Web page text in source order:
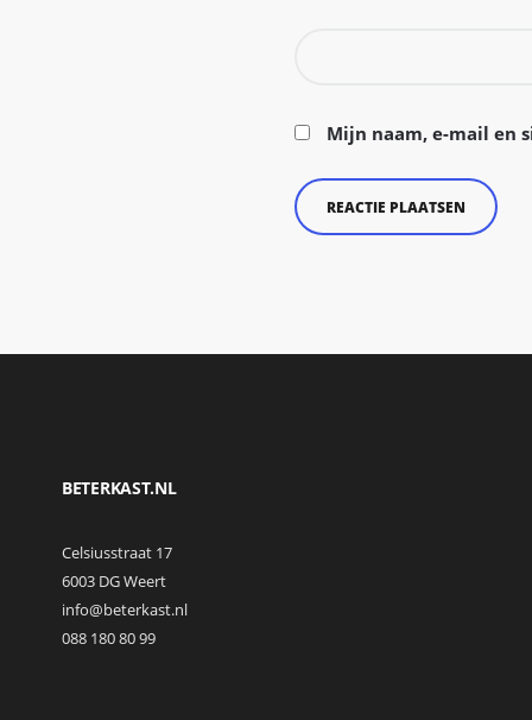
Mijn naam, e-mail en
BETERKAST.NL
Celsiusstraat 17
6003 DG Weert
info@beterkast.nl
088 180 80 99